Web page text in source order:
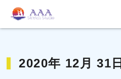
2020年 12月 31日
2020年 12月 31日